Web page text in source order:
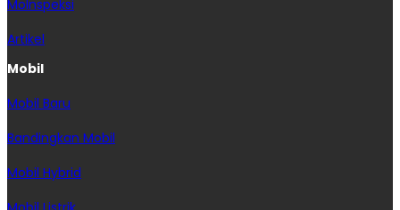
MoInspeksi
Artikel
Mobil
Mobil Baru
Bandingkan Mobil
Mobil Hybrid